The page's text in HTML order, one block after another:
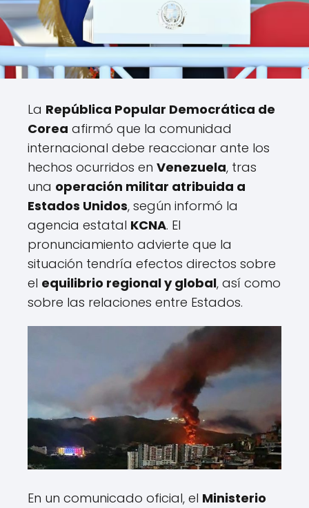
La República Popular Democrática de
Corea afirmó que la comunidad
internacional debe reaccionar ante los
hechos ocurridos en Venezuela, tras
una operación militar atribuida a
Estados Unidos, según informó la
agencia estatal KCNA. El
pronunciamiento advierte que la
situación tendría efectos directos sobre
el equilibrio regional y global, así como
sobre las relaciones entre Estados.
En un comunicado oficial, el Ministerio